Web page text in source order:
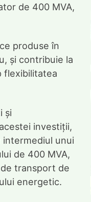
de 400 MVA,
produse în
și contribuie la
flexibilitatea
și
investiții,
intermediul unui
de 400 MVA,
transport de
energetic.